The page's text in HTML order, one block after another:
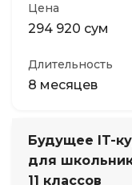
Цена
294 920 сум
Длительность
8 месяцев
Будущее IT-
для
11 классов